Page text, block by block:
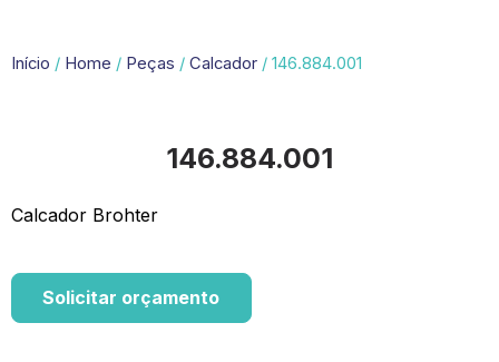
Início / Home / Peças / Calcador / 146.884.001
146.884.001
Calcador Brohter
Solicitar orçamento